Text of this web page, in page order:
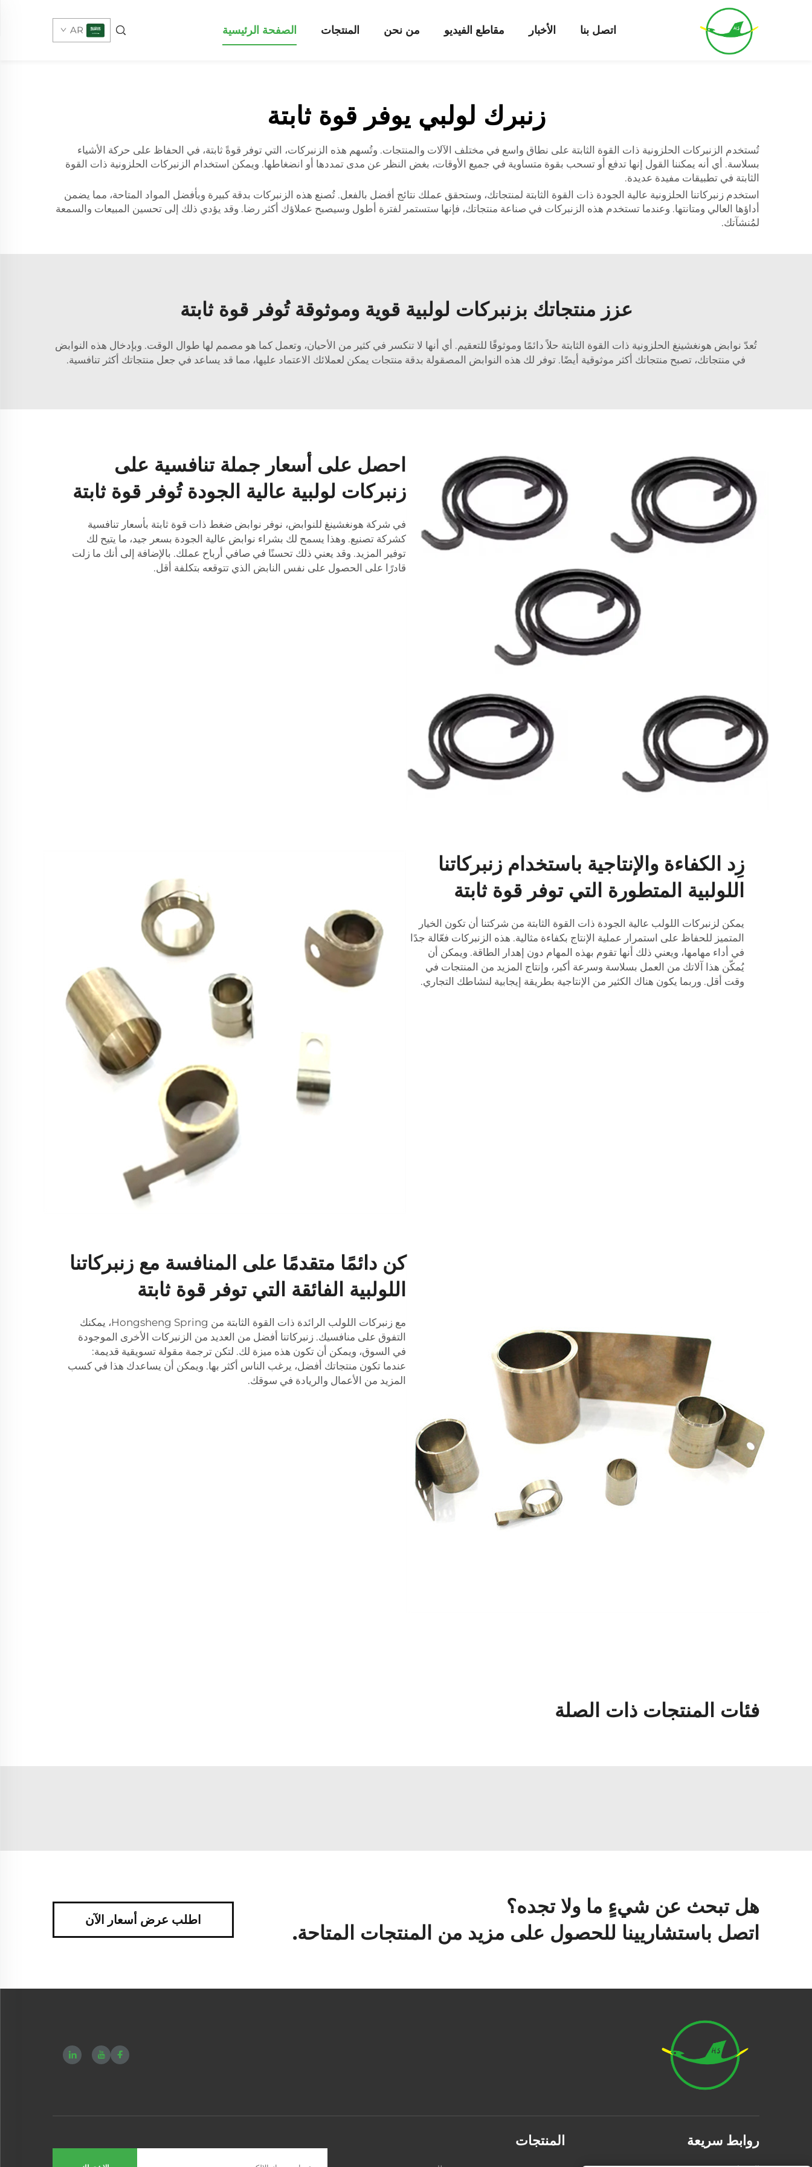
الصفحة الرئيسية المنتجات من نحن مقاطع الفيديو الأخبار اتصل بنا AR
زنبرك لولبي يوفر قوة ثابتة
تُستخدم الزنبركات الحلزونية ذات القوة الثابتة على نطاق واسع في مختلف الآلات والمنتجات. وتُسهم هذه الزنبركات، التي توفر قوةً ثابتة، في الحفاظ على حركة الأشياء
بسلاسة. أي أنه يمكننا القول إنها تدفع أو تسحب بقوة متساوية في جميع الأوقات، بغض النظر عن مدى تمددها أو انضغاطها. ويمكن استخدام الزنبركات الحلزونية ذات القوة
الثابتة في تطبيقات مفيدة عديدة.
استخدم زنبركاتنا الحلزونية عالية الجودة ذات القوة الثابتة لمنتجاتك، وستحقق عملك نتائج أفضل بالفعل. تُصنع هذه الزنبركات بدقة كبيرة وبأفضل المواد المتاحة، مما يضمن
أداؤها العالي ومتانتها. وعندما تستخدم هذه الزنبركات في صناعة منتجاتك، فإنها ستستمر لفترة أطول وسيصبح عملاؤك أكثر رضا. وقد يؤدي ذلك إلى تحسين المبيعات والسمعة
لمُنشآتك.
عزز منتجاتك بزنبركات لولبية قوية وموثوقة تُوفر قوة ثابتة
تُعدّ نوابض هونغشينغ الحلزونية ذات القوة الثابتة حلاً دائمًا وموثوقًا للتعقيم. أي أنها لا تنكسر في كثير من الأحيان، وتعمل كما هو مصمم لها طوال الوقت. وبإدخال هذه النوابض
في منتجاتك، تصبح منتجاتك أكثر موثوقية أيضًا. توفر لك هذه النوابض المصقولة بدقة منتجات يمكن لعملائك الاعتماد عليها، مما قد يساعد في جعل منتجاتك أكثر تنافسية.
احصل على أسعار جملة تنافسية على
زنبركات لولبية عالية الجودة تُوفر قوة ثابتة
في شركة هونغشينغ للنوابض، نوفر نوابض ضغط ذات قوة ثابتة بأسعار تنافسية
كشركة تصنيع. وهذا يسمح لك بشراء نوابض عالية الجودة بسعر جيد، ما يتيح لك
توفير المزيد. وقد يعني ذلك تحسنًا في صافي أرباح عملك. بالإضافة إلى أنك ما زلت
قادرًا على الحصول على نفس النابض الذي تتوقعه بتكلفة أقل.
زِد الكفاءة والإنتاجية باستخدام زنبركاتنا
اللولبية المتطورة التي توفر قوة ثابتة
يمكن لزنبركات اللولب عالية الجودة ذات القوة الثابتة من شركتنا أن تكون الخيار
المتميز للحفاظ على استمرار عملية الإنتاج بكفاءة مثالية. هذه الزنبركات فعّالة جدًا
في أداء مهامها، ويعني ذلك أنها تقوم بهذه المهام دون إهدار الطاقة. ويمكن أن
يُمكّن هذا آلاتك من العمل بسلاسة وسرعة أكبر، وإنتاج المزيد من المنتجات في
وقت أقل. وربما يكون هناك الكثير من الإنتاجية بطريقة إيجابية لنشاطك التجاري.
كن دائمًا متقدمًا على المنافسة مع زنبركاتنا
اللولبية الفائقة التي توفر قوة ثابتة
مع زنبركات اللولب الرائدة ذات القوة الثابتة من Hongsheng Spring، يمكنك
التفوق على منافسيك. زنبركاتنا أفضل من العديد من الزنبركات الأخرى الموجودة
في السوق، ويمكن أن تكون هذه ميزة لك. لتكن ترجمة مقولة تسويقية قديمة:
عندما تكون منتجاتك أفضل، يرغب الناس أكثر بها. ويمكن أن يساعدك هذا في كسب
المزيد من الأعمال والريادة في سوقك.
فئات المنتجات ذات الصلة
هل تبحث عن شيءٍ ما ولا تجده؟
اتصل باستشاريينا للحصول على مزيد من المنتجات المتاحة.
اطلب عرض أسعار الآن
روابط سريعة المنتجات